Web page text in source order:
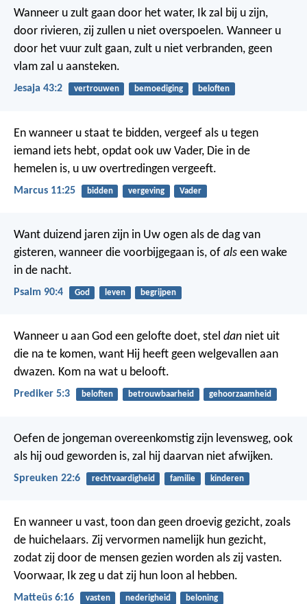
Wanneer u zult gaan door het water, Ik zal bij u zijn,
door rivieren, zij zullen u niet overspoelen. Wanneer u
door het vuur zult gaan, zult u niet verbranden, geen
vlam zal u aansteken.
Jesaja 43:2 vertrouwen bemoediging beloften
En wanneer u staat te bidden, vergeef als u tegen
iemand iets hebt, opdat ook uw Vader, Die in de
hemelen is, u uw overtredingen vergeeft.
Marcus 11:25 bidden vergeving Vader
Want duizend jaren zijn in Uw ogen als de dag van
gisteren, wanneer die voorbijgegaan is, of als een wake
in de nacht.
Psalm 90:4 God leven begrijpen
Wanneer u aan God een gelofte doet, stel dan niet uit
die na te komen, want Hij heeft geen welgevallen aan
dwazen. Kom na wat u belooft.
Prediker 5:3 beloften betrouwbaarheid gehoorzaamheid
Oefen de jongeman overeenkomstig zijn levensweg, ook
als hij oud geworden is, zal hij daarvan niet afwijken.
Spreuken 22:6 rechtvaardigheid familie kinderen
En wanneer u vast, toon dan geen droevig gezicht, zoals
de huichelaars. Zij vervormen namelijk hun gezicht,
zodat zij door de mensen gezien worden als zij vasten.
Voorwaar, Ik zeg u dat zij hun loon al hebben.
Matteüs 6:16 vasten nederigheid beloning